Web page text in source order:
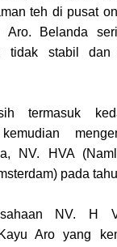
teh di pusat
Belanda
tidak stabil dan
termasuk
NV. HVA
pada
NV. H
Aro yang